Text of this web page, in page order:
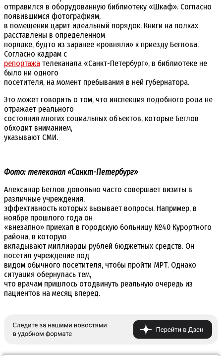
отправился в оборудованную библиотеку «Шкаф». Согласно
появившимся фотографиям,
в помещении царит идеальный порядок. Книги на полках
расставлены в определенном
порядке, будто из заранее «ровняли» к приезду Беглова.
Согласно кадрам с
репортажа телеканала «Санкт-Петербург», в библиотеке не
было ни одного
посетителя, на момент пребывания в ней губернатора.
Это может говорить о том, что инспекция подобного рода не
отражает реального
состояния многих социальных объектов, которые Беглов
обходит вниманием,
указывают СМИ.
Фото: телеканал «Санкт-Петербург»
Александр Беглов довольно часто совершает визиты в
различные учреждения,
эффективность которых вызывает вопросы. Например, в
ноябре прошлого года он
«внезапно» приехал в городскую больницу №40 Курортного
района, в которую
вкладывают миллиарды рублей бюджетных средств. Он
посетил учреждение под
видом обычного посетителя, чтобы пройти МРТ. Однако
ситуация обернулась тем,
что врачам пришлось отодвинуть реальную очередь из
пациентов на месяц вперед.